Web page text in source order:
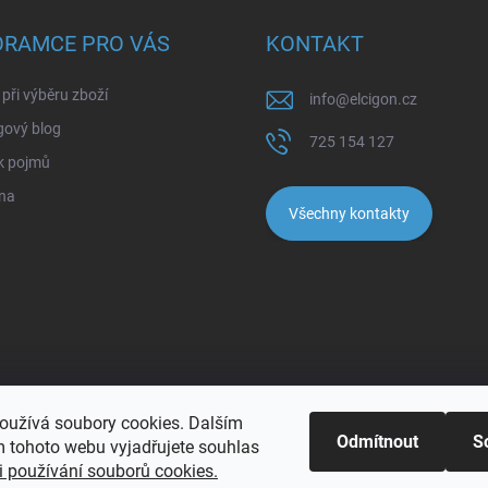
soubory cookies. Dalším
tohoto webu vyjadřujete souhlas
používání souborů cookies.
Odmítnout
PRO VÁS
výběru zboží
blog
pojmů
KONTAKT
info@elcigon.cz
725 154 127
Všechny kontakty